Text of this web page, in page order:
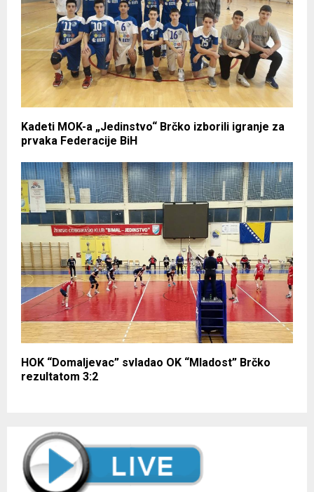
Kadeti MOK-a „Jedinstvo“ Brčko izborili igranje za
prvaka Federacije BiH
HOK “Domaljevac” svladao OK “Mladost” Brčko
rezultatom 3:2